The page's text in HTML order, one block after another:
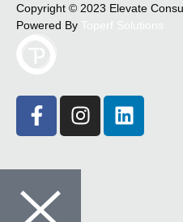
Copyright © 2023 Elevate
Powered By